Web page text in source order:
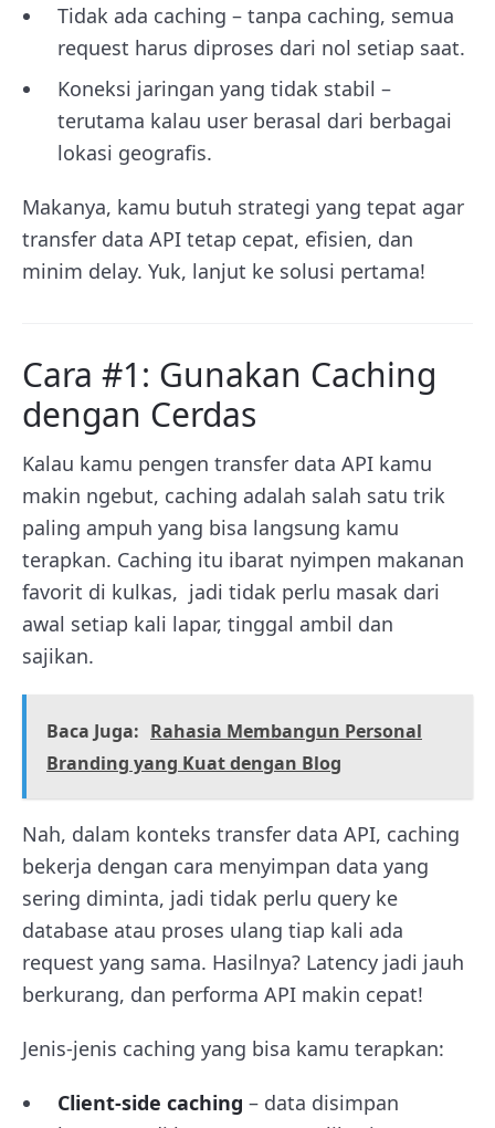
Tidak ada caching – tanpa caching, semua
request harus diproses dari nol setiap saat.
Koneksi jaringan yang tidak stabil –
terutama kalau user berasal dari berbagai
lokasi geografis.
Makanya, kamu butuh strategi yang tepat agar
transfer data API tetap cepat, efisien, dan
minim delay. Yuk, lanjut ke solusi pertama!
Cara #1: Gunakan Caching
dengan Cerdas
Kalau kamu pengen transfer data API kamu
makin ngebut, caching adalah salah satu trik
paling ampuh yang bisa langsung kamu
terapkan. Caching itu ibarat nyimpen makanan
favorit di kulkas, jadi tidak perlu masak dari
awal setiap kali lapar, tinggal ambil dan
sajikan.
Baca Juga: Rahasia Membangun Personal
Branding yang Kuat dengan Blog
Nah, dalam konteks transfer data API, caching
bekerja dengan cara menyimpan data yang
sering diminta, jadi tidak perlu query ke
database atau proses ulang tiap kali ada
request yang sama. Hasilnya? Latency jadi jauh
berkurang, dan performa API makin cepat!
Jenis-jenis caching yang bisa kamu terapkan:
Client-side caching – data disimpan